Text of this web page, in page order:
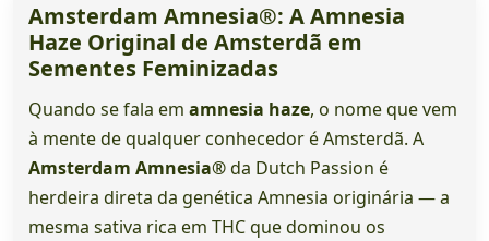
Amsterdam Amnesia®: A Amnesia
Haze Original de Amsterdã em
Sementes Feminizadas
Quando se fala em amnesia haze, o nome que vem
à mente de qualquer conhecedor é Amsterdã. A
Amsterdam Amnesia®da Dutch Passion é
herdeira direta da genética Amnesia originária — a
mesma sativa rica em THC que dominou os